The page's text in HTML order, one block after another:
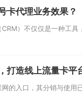
卡代理业务效果？
）不仅仅是一种工
打造线上流量卡平
的入口，其分销与使